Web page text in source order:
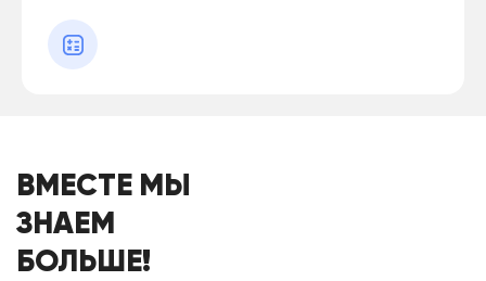
ВМЕСТЕ МЫ
ЗНАЕМ
БОЛЬШЕ!